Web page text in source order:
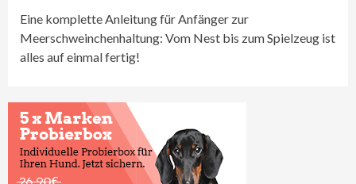
Eine komplette Anleitung für Anfänger zur
Meerschweinchenhaltung: Vom Nest bis zum Spielzeug ist
alles auf einmal fertig!